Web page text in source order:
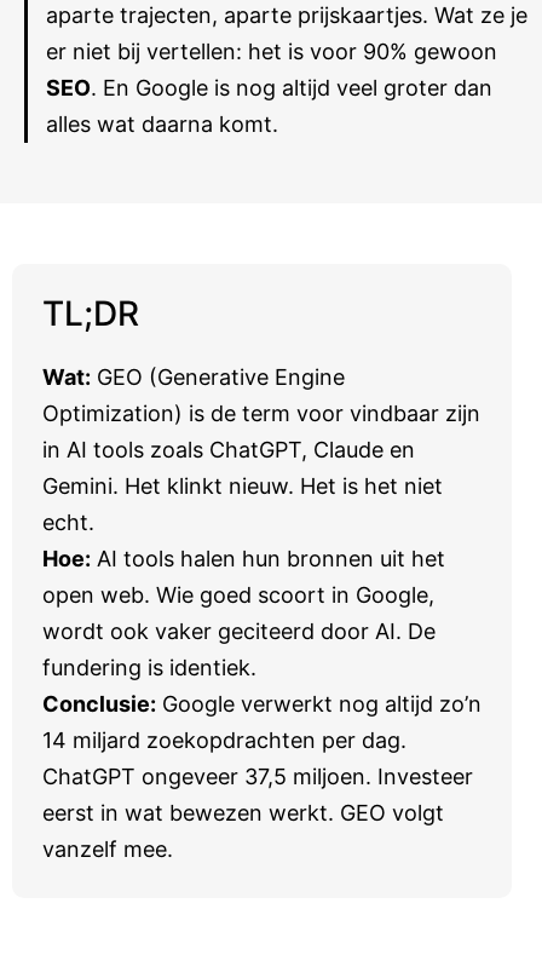
aparte trajecten, aparte prijskaartjes. Wat ze je
er niet bij vertellen: het is voor 90% gewoon
SEO. En Google is nog altijd veel groter dan
alles wat daarna komt.
TL;DR
Wat: GEO (Generative Engine
Optimization) is de term voor vindbaar zijn
in AI tools zoals ChatGPT, Claude en
Gemini. Het klinkt nieuw. Het is het niet
echt.
Hoe: AI tools halen hun bronnen uit het
open web. Wie goed scoort in Google,
wordt ook vaker geciteerd door AI. De
fundering is identiek.
Conclusie: Google verwerkt nog altijd zo’n
14 miljard zoekopdrachten per dag.
ChatGPT ongeveer 37,5 miljoen. Investeer
eerst in wat bewezen werkt. GEO volgt
vanzelf mee.